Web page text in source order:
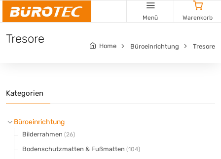
Menü Warenkorb
Tresore
Home Büroeinrichtung Tresore
Kategorien
Büroeinrichtung
Bilderrahmen (26)
Bodenschutzmatten & Fußmatten (104)
Cookie-Einstellungen